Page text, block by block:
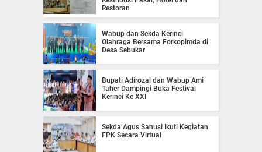
Restoran
Wabup dan Sekda Kerinci
Olahraga Bersama Forkopimda di
Desa Sebukar
Bupati Adirozal dan Wabup Ami
Taher Dampingi Buka Festival
Kerinci Ke XXI
Sekda Agus Sanusi Ikuti Kegiatan
FPK Secara Virtual